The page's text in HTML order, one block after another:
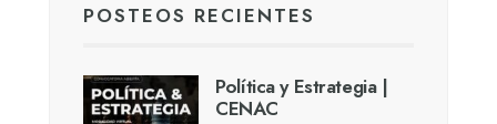
POSTEOS RECIENTES
Política y Estrategia |
CENAC